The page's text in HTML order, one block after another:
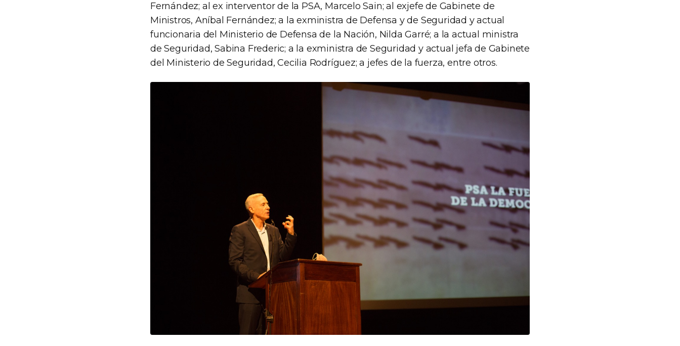
Fernández; al ex interventor de la PSA, Marcelo Sain; al exjefe de Gabinete de
Ministros, Aníbal Fernández; a la exministra de Defensa y de Seguridad y actual
funcionaria del Ministerio de Defensa de la Nación, Nilda Garré; a la actual ministra
de Seguridad, Sabina Frederic; a la exministra de Seguridad y actual jefa de Gabinete
del Ministerio de Seguridad, Cecilia Rodríguez; a jefes de la fuerza, entre otros.